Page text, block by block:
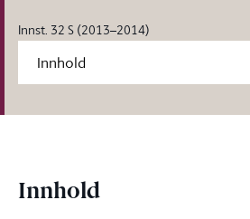
Innst. 32 S (2013–2014)
Innhold